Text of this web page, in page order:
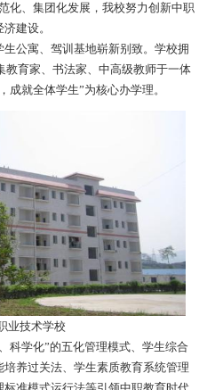
化、集团化发展，我校努力创新中职
建设。
公寓、驾训基地崭新别致。学校拥
教育家、书法家、中高级教师于一体
成就全体学生”为核心办学理。
业技术学校
科学化”的五化管理模式、学生综合
养过关法、学生素质教育系统管理